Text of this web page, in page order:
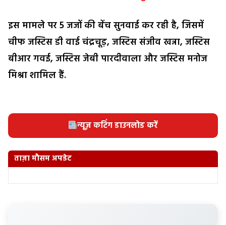
इस मामले पर 5 जजों की बेंच सुनवाई कर रही है, जिसमें
चीफ जस्टिस डी वाई चंद्रचूड़, जस्टिस संजीव खन्ना, जस्टिस
बीआर गवई, जस्टिस जेबी पारदीवाला और जस्टिस मनोज
मिश्रा शामिल हैं.
न्यूज़ कटिंग डाउनलोड करें
ताज़ा मौसम अपडेट